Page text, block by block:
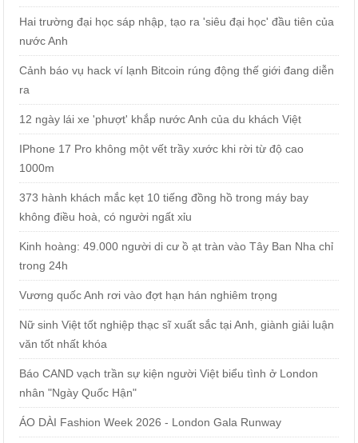
Hai trường đại học sáp nhập, tạo ra 'siêu đại học' đầu tiên của
nước Anh
Cảnh báo vụ hack ví lạnh Bitcoin rúng động thế giới đang diễn
ra
12 ngày lái xe 'phượt' khắp nước Anh của du khách Việt
IPhone 17 Pro không một vết trầy xước khi rời từ độ cao
1000m
373 hành khách mắc kẹt 10 tiếng đồng hồ trong máy bay
không điều hoà, có người ngất xỉu
Kinh hoàng: 49.000 người di cư ồ ạt tràn vào Tây Ban Nha chỉ
trong 24h
Vương quốc Anh rơi vào đợt hạn hán nghiêm trọng
Nữ sinh Việt tốt nghiệp thạc sĩ xuất sắc tại Anh, giành giải luận
văn tốt nhất khóa
Báo CAND vạch trần sự kiện người Việt biểu tình ở London
nhân "Ngày Quốc Hận"
ÁO DÀI Fashion Week 2026 - London Gala Runway